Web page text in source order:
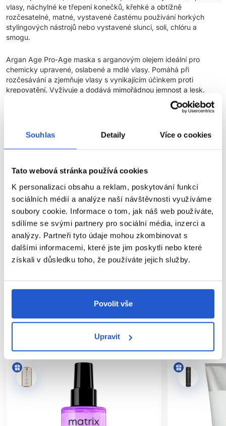
Souhlas Detaily Více o cookies
Tato webová stránka používá cookies
K personalizaci obsahu a reklam, poskytování funkcí
sociálních médií a analýze naší návštěvnosti využíváme
soubory cookie. Informace o tom, jak náš web používáte,
sdílíme se svými partnery pro sociální média, inzerci a
analýzy. Partneři tyto údaje mohou zkombinovat s
dalšími informacemi, které jste jim poskytli nebo které
získali v důsledku toho, že používáte jejich služby.
Povolit vše
Upravit
vlasy, náchylné ke třepení konečků, křehké a obtížně
rozčesatelné, matné, vystavené častému používání horkých
stylingových nástrojů nebo vystavené slunci, soli, chlóru a
smogu.
Argan Age Pro-Age maska s arganovým olejem ideální pro
chemicky upravené, oslabené a mdlé vlasy. Pomáhá při
rozčesávání a zjemňuje vlasy s vynikajícím účinkem proti
krepovatění. Vyživuje a dodává mimořádnou jemnost a lesk.
Maska s arganovým olejem
Ideální pro chemicky upravené, oslabené a mdlé vlasy
Receptura je veganská a bez sulfátů, SLES a SLS
Použití:Naneste na mokré vlasy po délkách a konečcích.
Nechte působit 3-5 minut. Vymyjte.
Parametry
Značka
Hodnocení
SOUVISEJÍCÍ PRODUKTY